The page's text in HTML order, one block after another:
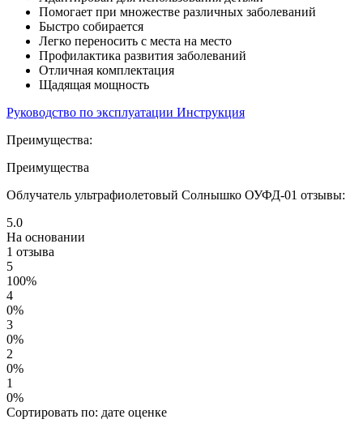
Помогает при множестве различных заболеваний
Быстро собирается
Легко переносить с места на место
Профилактика развития заболеваний
Отличная комплектация
Щадящая мощность
Руководство по эксплуатации Инструкция
Преимущества:
Преимущества
Облучатель ультрафиолетовый Солнышко ОУФД-01 отзывы:
5.0
На основании
1 отзыва
5
100%
4
0%
3
0%
2
0%
1
0%
Сортировать по: дате оценке